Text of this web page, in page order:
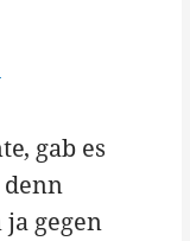
gab es
denn
gegen